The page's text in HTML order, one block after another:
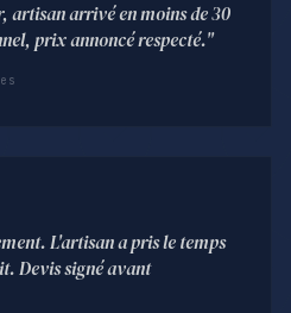
artisan arrivé en moins de 30
prix annoncé respecté."
L'artisan a pris le temps
Devis signé avant